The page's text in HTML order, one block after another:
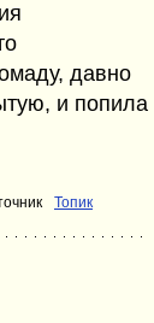
давно
и попила
Топик